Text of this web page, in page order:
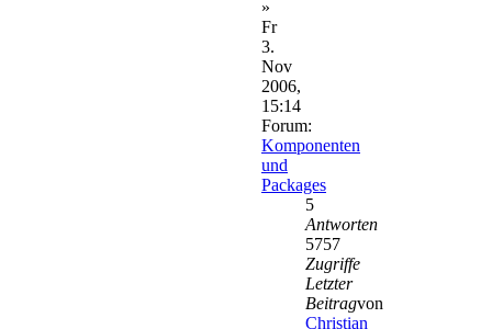
»
Fr
3.
Nov
2006,
15:14
Forum:
Komponenten
und
Packages
5
Antworten
5757
Zugriffe
Letzter
Beitragvon
Christian